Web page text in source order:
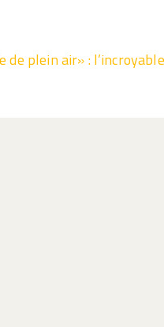
plein air» :